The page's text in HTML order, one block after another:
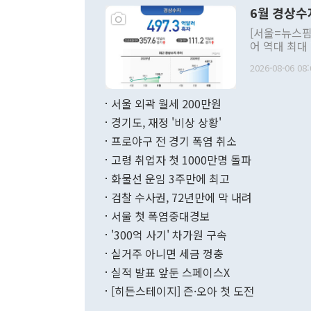
주의적 희망
관의 대북
관 부처 장
관의 무리한
다. [정동영 통일부 장관이 지난달 23일 오후 서울 종로구 정부서울청사에
무너졌다고
함께 4자 대
"우리의 선
6월 경상
[서울=뉴스
어 역대 최
료=한국은행] 한국은행이 6일 발표한 '2026년 6월 국제수지(잠정)'
며 월간 기
196.9% 급
수출은
기록했지만
로 전환됐다.
2026-08-06
서울 외곽 월세 200만원
경기도, 재정 '비상 상황'
프로야구 전 경기 폭염 취소
고령 취업자 첫 1000만명 돌파
화물선 운임 3주만에 최고
검찰 수사권, 72년만에 막 내려
서울 첫 폭염중대경보
'300억 사기' 차가원 구속
실거주 아니면 세금 껑충
실적 발표 앞둔 스페이스X
[히든스테이지] 즌·오아 첫 도전